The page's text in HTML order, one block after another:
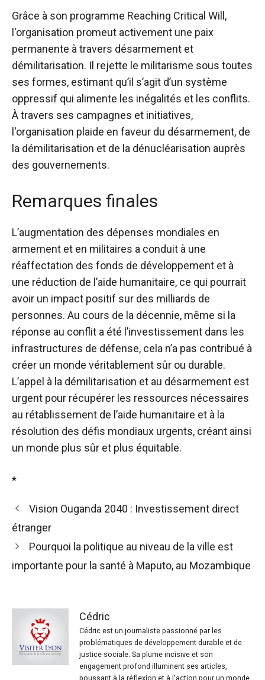
Grâce à son programme Reaching Critical Will,
l'organisation promeut activement une paix
permanente à travers désarmement et
démilitarisation. Il rejette le militarisme sous toutes
ses formes, estimant qu’il s’agit d’un système
oppressif qui alimente les inégalités et les conflits.
À travers ses campagnes et initiatives,
l'organisation plaide en faveur du désarmement, de
la démilitarisation et de la dénucléarisation auprès
des gouvernements.
Remarques finales
L’augmentation des dépenses mondiales en
armement et en militaires a conduit à une
réaffectation des fonds de développement et à
une réduction de l’aide humanitaire, ce qui pourrait
avoir un impact positif sur des milliards de
personnes. Au cours de la décennie, même si la
réponse au conflit a été l’investissement dans les
infrastructures de défense, cela n’a pas contribué à
créer un monde véritablement sûr ou durable.
L’appel à la démilitarisation et au désarmement est
urgent pour récupérer les ressources nécessaires
au rétablissement de l’aide humanitaire et à la
résolution des défis mondiaux urgents, créant ainsi
un monde plus sûr et plus équitable.
*
Vision Ouganda 2040 : Investissement direct
étranger
Pourquoi la politique au niveau de la ville est
importante pour la santé à Maputo, au Mozambique
Cédric
Cédric est un journaliste passionné par les
problématiques de développement durable et de
justice sociale. Sa plume incisive et son
engagement profond illuminent ses articles,
poussant à la réflexion et à l'action pour un monde